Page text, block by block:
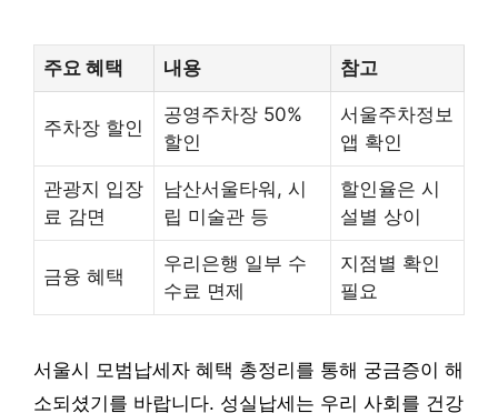
주요 혜택 내용 참고
주차장 할인
공영주차장 50%
할인
서울주차정보
앱 확인
관광지 입장
료 감면
남산서울타워, 시
립 미술관 등
할인율은 시
설별 상이
금융 혜택
우리은행 일부 수
수료 면제
지점별 확인
필요
서울시 모범납세자 혜택 총정리를 통해 궁금증이 해
소되셨기를 바랍니다. 성실납세는 우리 사회를 건강